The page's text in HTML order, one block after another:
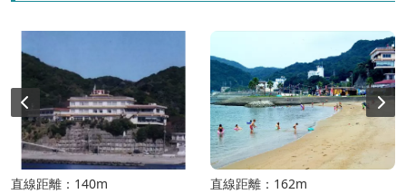
直線距離：140m 直線距離：162m